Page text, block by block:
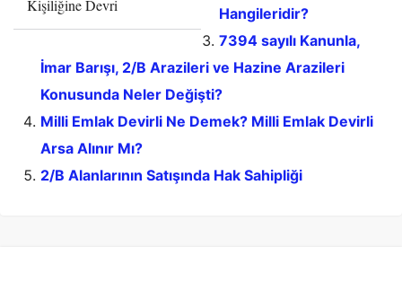
Kişiliğine Devri
Hangileridir?
7394 sayılı Kanunla,
İmar Barışı, 2/B Arazileri ve Hazine Arazileri
Konusunda Neler Değişti?
Milli Emlak Devirli Ne Demek? Milli Emlak Devirli
Arsa Alınır Mı?
2/B Alanlarının Satışında Hak Sahipliği